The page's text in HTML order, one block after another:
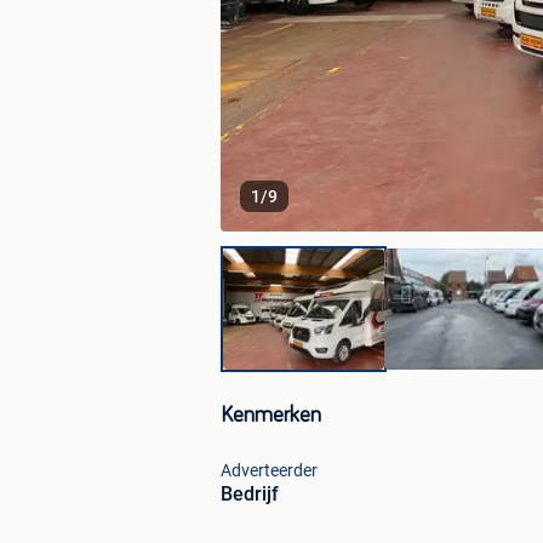
1/9
Kenmerken
Adverteerder
Bedrijf